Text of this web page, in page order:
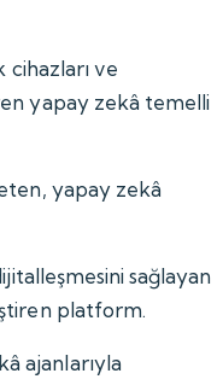
cihazları ve
yapay zekâ temelli
yapay zekâ
sağlayan
platform.
ajanlarıyla